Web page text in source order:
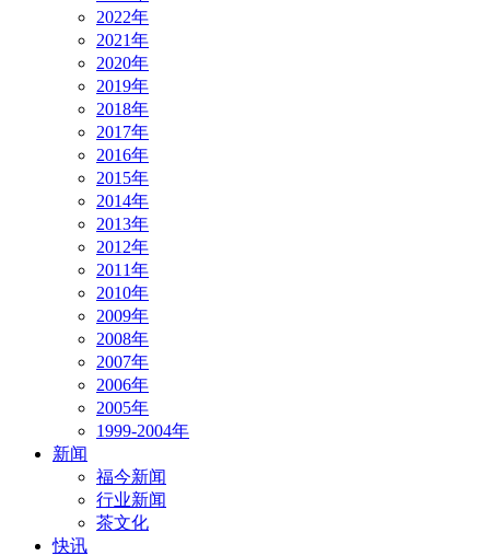
2022年
2021年
2020年
2019年
2018年
2017年
2016年
2015年
2014年
2013年
2012年
2011年
2010年
2009年
2008年
2007年
2006年
2005年
1999-2004年
新闻
福今新闻
行业新闻
茶文化
快讯